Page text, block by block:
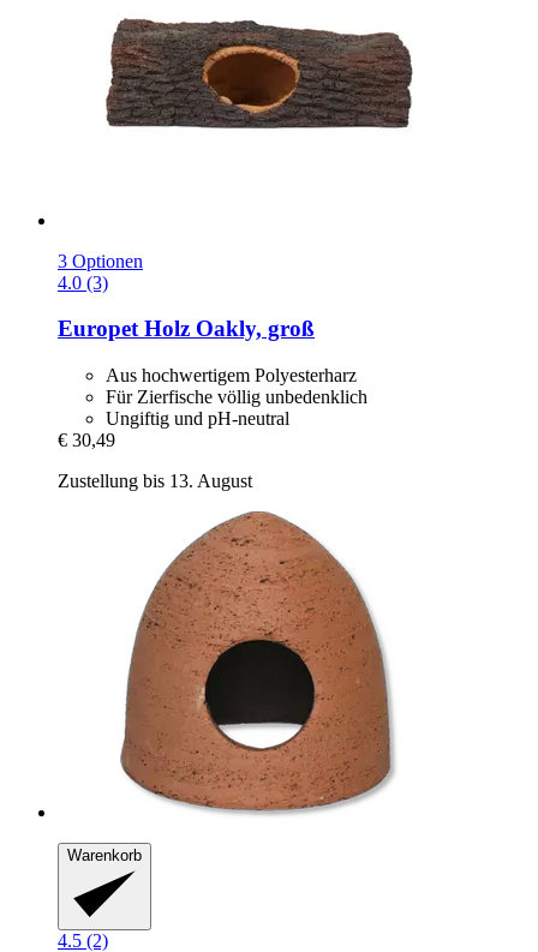
3 Optionen
4.0 (3)
EuropetHolz Oakly, groß
Aus hochwertigem Polyesterharz
Für Zierfische völlig unbedenklich
Ungiftig und pH-neutral
€ 30,49
Zustellung bis 13. August
Warenkorb
4.5 (2)